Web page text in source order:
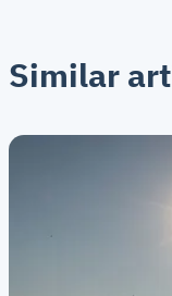
Similar